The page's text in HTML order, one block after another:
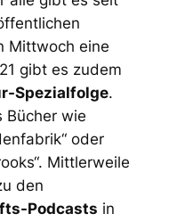
Mittwoch eine
gibt es zudem
Spezialfolge.
Bücher wie
oder
Mittlerweile
den
Podcasts in